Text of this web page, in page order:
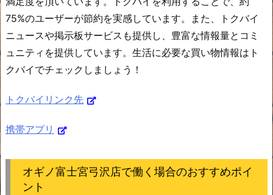
75%のユーザーが節約を実感しています。また、トクバイ
ニュースや掲示板サービスも提供し、豊富な情報量とコミ
ュニティを提供しています。生活に必要な買い物情報はト
クバイでチェックしましょう！
トクバイリンク先
携帯アプリ
オギノ富士宮弓沢店で働く場合のおすすめポイ
ント